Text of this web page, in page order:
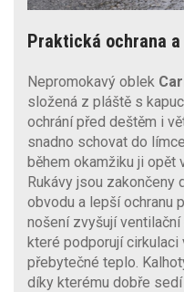
Praktická ochrana
Nepromokavý oblek
složená z pláště s
ochrání před deštěm i
snadno schovat do
během okamžiku ji opět
Rukávy jsou zakončeny
obvodu a lepší ochranu
nošení zvyšují
které podporují cirkulaci
přebytečné teplo.
díky kterému dobře